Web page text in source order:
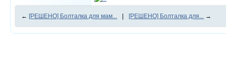
← [РЕШЕНО] Болталка для мам... [РЕШЕНО] Болталка для... →